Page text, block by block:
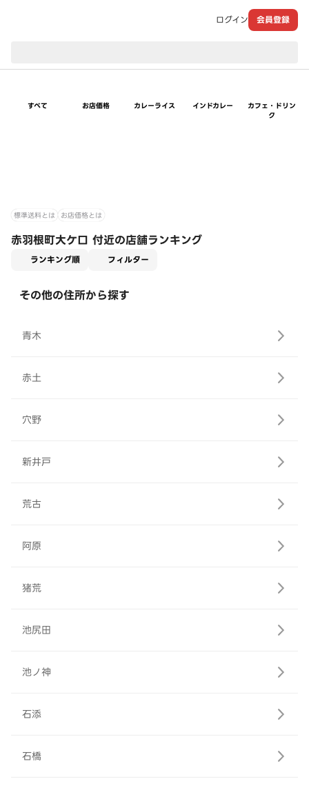
ログイン 会員登録
すべて お店価格 カレーライス インドカレー
カフェ・ドリン
ク
標準送料とは お店価格とは
赤羽根町大ケ口 付近の店舗ランキング
ランキング順 フィルター
その他の住所から探す
青木
赤土
穴野
新井戸
荒古
阿原
猪荒
池尻田
池ノ神
石添
石橋